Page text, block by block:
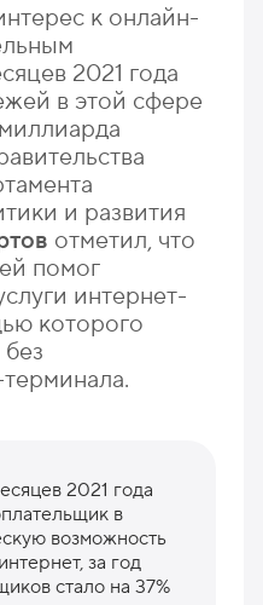
к онлайн-
2021 года
в этой сфере
и развития
отметил, что
помог
интернет-
которого
2021 года
в
возможность
за год
стало на 37%